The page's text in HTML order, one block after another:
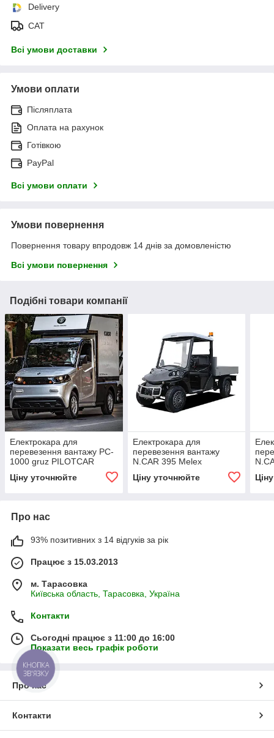
Delivery
САТ
Всі умови доставки
Умови оплати
Післяплата
Оплата на рахунок
Готівкою
PayPal
Всі умови оплати
Умови повернення
Повернення товару впродовж 14 днів за домовленістю
Всі умови повернення
Подібні товари компанії
Електрокара для
перевезення вантажу PC-
1000 gruz PILOTCAR
Ціну уточнюйте
Електрокара для
перевезення вантажу
N.CAR 395 Melex
Ціну уточнюйте
Про нас
93% позитивних з 14 відгуків за рік
Працює з 15.03.2013
м. Тарасовка
Київська область, Тарасовка, Україна
Контакти
Сьогодні працює з 11:00 до 16:00
Показати весь графік роботи
Про нас
Контакти
КНОПКА
ЗВ'ЯЗКУ